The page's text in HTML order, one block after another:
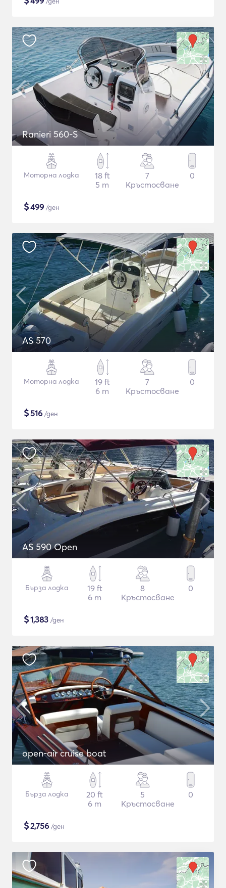
Ranieri 560-S
Моторна лодка
18 ft
5 m
7
Кръстосване
0
$499 /ден
AS 570
Моторна лодка
19 ft
6 m
7
Кръстосване
0
$516 /ден
AS 590 Open
Бърза лодка
19 ft
6 m
8
Кръстосване
0
$1,383 /ден
open-air cruise boat
Бърза лодка
20 ft
6 m
5
Кръстосване
0
$2,756 /ден